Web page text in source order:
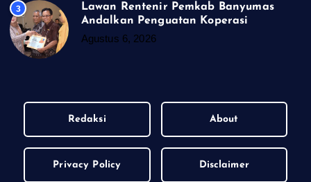
3
Lawan Rentenir Pemkab Banyumas
Andalkan Penguatan Koperasi
Agustus 6, 2026
Redaksi About
Privacy Policy Disclaimer